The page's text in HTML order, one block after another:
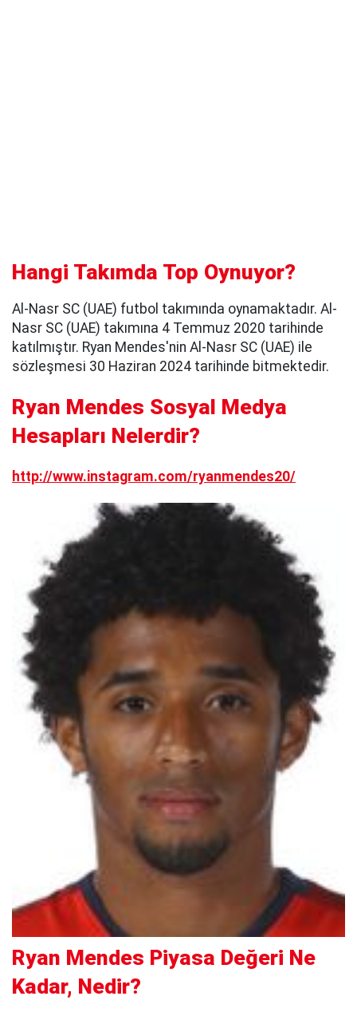
Hangi Takımda Top Oynuyor?
Al-Nasr SC (UAE) futbol takımında oynamaktadır. Al-
Nasr SC (UAE) takımına 4 Temmuz 2020 tarihinde
katılmıştır. Ryan Mendes'nin Al-Nasr SC (UAE) ile
sözleşmesi 30 Haziran 2024 tarihinde bitmektedir.
Ryan Mendes Sosyal Medya
Hesapları Nelerdir?
http://www.instagram.com/ryanmendes20/
Ryan Mendes Piyasa Değeri Ne
Kadar, Nedir?